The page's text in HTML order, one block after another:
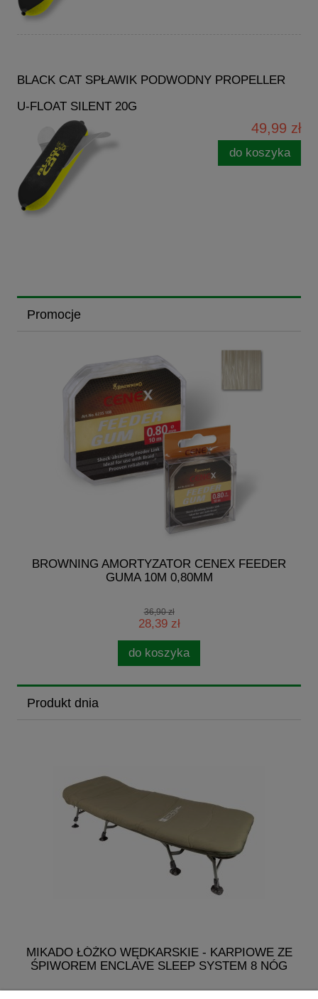
BLACK CAT SPŁAWIK PODWODNY PROPELLER
U-FLOAT SILENT 20G
49,99 zł
do koszyka
Promocje
BROWNING AMORTYZATOR CENEX FEEDER
GUMA 10M 0,80MM
36,90 zł
28,39 zł
do koszyka
Produkt dnia
MIKADO ŁÓŻKO WĘDKARSKIE - KARPIOWE ZE
ŚPIWOREM ENCLAVE SLEEP SYSTEM 8 NÓG